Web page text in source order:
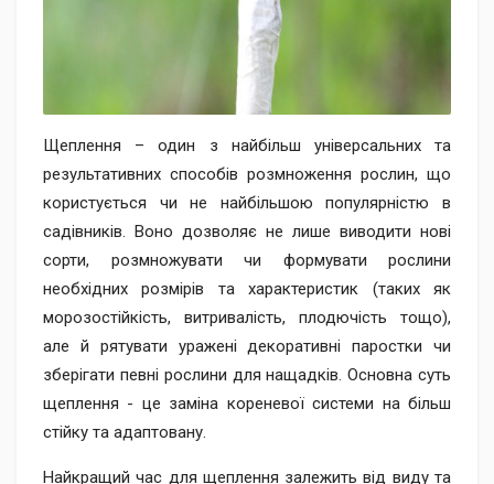
Щеплення – один з найбільш універсальних та
результативних способів розмноження рослин, що
користується чи не найбільшою популярністю в
садівників. Воно дозволяє не лише виводити нові
сорти, розмножувати чи формувати рослини
необхідних розмірів та характеристик (таких як
морозостійкість, витривалість, плодючість тощо),
але й рятувати уражені декоративні паростки чи
зберігати певні рослини для нащадків. Основна суть
щеплення - це заміна кореневої системи на більш
стійку та адаптовану.
Найкращий час для щеплення залежить від виду та